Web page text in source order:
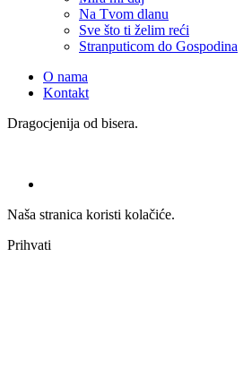
Na Tvom dlanu
Sve što ti želim reći
Stranputicom do Gospodina
O nama
Kontakt
Dragocjenija od bisera.
Naša stranica koristi kolačiće.
Prihvati